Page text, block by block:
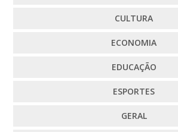
CULTURA
ECONOMIA
EDUCAÇÃO
ESPORTES
GERAL